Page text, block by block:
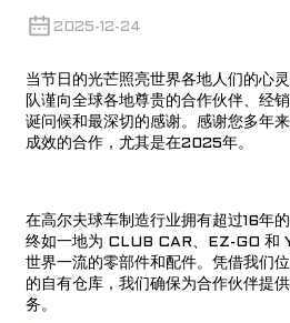
2025-12-24
当节日的光芒照亮世界各地人们的心
队谨向全球各地尊贵的合作伙伴、经
诞问候和最深切的感谢。感谢您多年
成效的合作，尤其是在2025年。
在高尔夫球车制造行业拥有超过16年
终如一地为 CLUB CAR、EZ-GO 和
世界一流的零部件和配件。凭借我们
的自有仓库，我们确保为合作伙伴提
务。